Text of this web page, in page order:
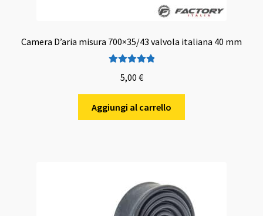
Camera D’aria misura 700×35/43 valvola italiana 40 mm
su 5
5,00 €
Aggiungi al carrello